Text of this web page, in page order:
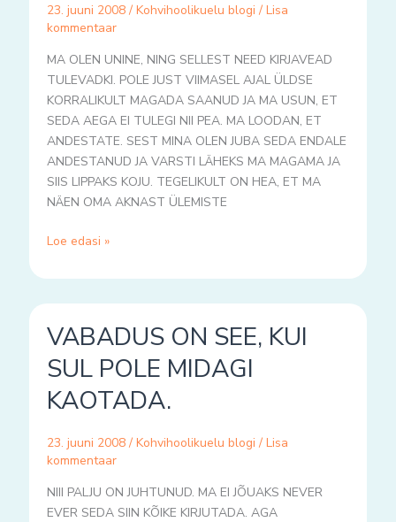
23. juuni 2008 / Kohvihoolikuelu blogi / Lisa
kommentaar
MA OLEN UNINE, NING SELLEST NEED KIRJAVEAD
TULEVADKI. POLE JUST VIIMASEL AJAL ÜLDSE
KORRALIKULT MAGADA SAANUD JA MA USUN, ET
SEDA AEGA EI TULEGI NII PEA. MA LOODAN, ET
ANDESTATE. SEST MINA OLEN JUBA SEDA ENDALE
ANDESTANUD JA VARSTI LÄHEKS MA MAGAMA JA
SIIS LIPPAKS KOJU. TEGELIKULT ON HEA, ET MA
NÄEN OMA AKNAST ÜLEMISTE
Loe edasi »
VABADUS ON SEE, KUI
SUL POLE MIDAGI
KAOTADA.
23. juuni 2008 / Kohvihoolikuelu blogi / Lisa
kommentaar
NIII PALJU ON JUHTUNUD. MA EI JÕUAKS NEVER
EVER SEDA SIIN KÕIKE KIRJUTADA. AGA
ON
KUI
SUL
POLE
MIDAGI
KAOTADA.